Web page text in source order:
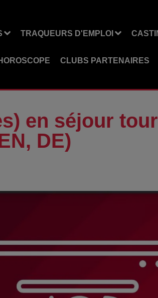
TRAQUEURS D'EMPLOI
CLUBS PARTENAIRES
en séjour
DE)